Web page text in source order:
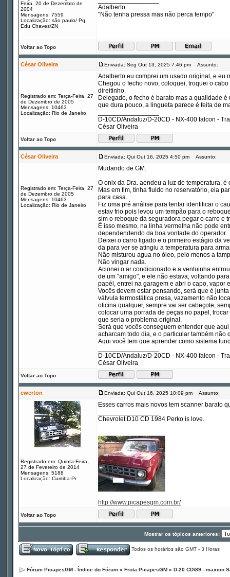
Feira, 20 de Dezembro de
2004
Mensagens: 7559
Localização: são paulo/ Pq.
Edu Chaves/ZN
Adalberto
"Não tenha pressa mas não perca tempo"
Voltar ao Topo
César Oliveira Enviada: Seg Out 13, 2025 7:46 pm Assunto:
Registrado em: Terça-Feira, 27
de Dezembro de 2005
Mensagens: 10463
Localização: Rio de Janeiro
Adalberto eu comprei um usado original, e eu
Chegou o fecho novo, coloquei, troquei o
direitinho.
Delegado, o fecho é barato mas a qualidade
que dura pouco, a lingueta parece é feita de
D-10CD/Andaluz/D-20CD - NX-400 falcon -
César Oliveira
Voltar ao Topo
César Oliveira Enviada: Qui Out 16, 2025 4:50 pm Assunto:
Registrado em: Terça-Feira, 27
de Dezembro de 2005
Mensagens: 10463
Localização: Rio de Janeiro
Mudando de GM.
O onix da Dra. aendeu a luz de temperatura,
Mas em fim, tinha fluido no reservatório, ela
para casa.
Fiz uma pré análise para tentar identificar o
estav frio pois levou um tempão para o
sim o reboque da seguradora pegar o carro e
É isso mesmo, na linha vermelha não pode
dependendendo da boa vontade do operador.
Deixei o carro ligado e o primeiro estágio da
da para ver se atingiu a temperatura para
Não misturou agua no óleo, pelo menos a
Não vingar nada.
Acionei o ar condicionado e a ventuinha
de um "amigo", e ele não estava, voltando
papél, entrei na garagem e abri o capo, vapor
Vocês devem estar pensando, será que é
válvula termostática presa, vazamento não
oficina qualquer, sempre vai ser cabeçote,
colocar uma porrada de peças no papel,
que seria o problema original.
Será que vocês conseguem entender que
acharcam todo dia, e o particular também não
Aqui você tem que aprender como sistema
D-10CD/Andaluz/D-20CD - NX-400 falcon -
César Oliveira
Voltar ao Topo
ewerton Enviada: Qui Out 16, 2025 10:09 pm Assunto:
Registrado em: Quinta-Feira,
27 de Fevereiro de 2014
Mensagens: 5188
Localização: Curitiba-Pr
Esses carros mais novos tem scanner barato
Chevrolet D10 CD 1984 Perko is love.
http://www.picapesgm.com.br/
Voltar ao Topo
Mostrar os tópicos anteriores:
Todos os horários são GMT - 3 Horas
Fórum PicapesGM - Índice do Fórum » Frota PicapesGM » D-20 CD\89 - maxion